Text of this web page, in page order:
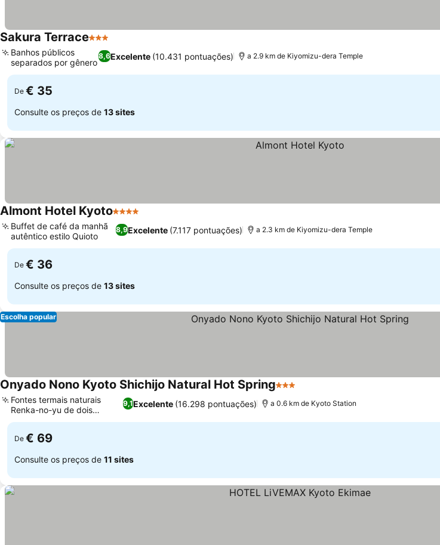
Sakura Terrace3 Estrelas
8,6Excelente (10.431 pontuações)
Banhos públicos
separados por gênero
a 2.9 km de Kiyomizu-dera Temple
De € 35
Consulte os preços de 13 sites
Almont Hotel Kyoto4 Estrelas
8,9Excelente (7.117 pontuações)
Buffet de café da manhã
autêntico estilo Quioto
a 2.3 km de Kiyomizu-dera Temple
De € 36
Consulte os preços de 13 sites
Escolha popular
Onyado Nono Kyoto Shichijo Natural Hot Spring3 Estrelas
9,1Excelente (16.298 pontuações)
Fontes termais naturais
Renka-no-yu de dois
andares
a 0.6 km de Kyoto Station
De € 69
Consulte os preços de 11 sites